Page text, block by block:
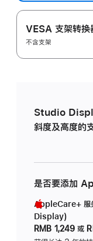
VESA 支架转换
不含支架
Studio
斜度及高度的
是否要添加
AppleCare+ 服
Display)
RMB 1,249 或